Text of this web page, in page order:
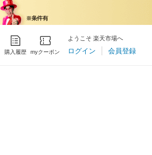
購入履歴 myクーポン
ようこそ 楽天市場へ
ログイン 会員登録